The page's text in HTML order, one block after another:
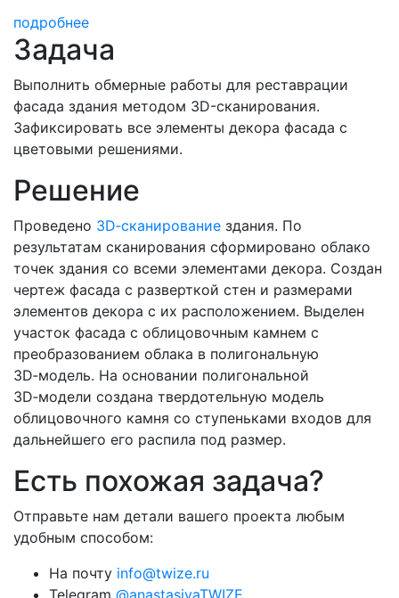
подробнее
Задача
Выполнить обмерные работы для реставрации
фасада здания методом 3D-сканирования.
Зафиксировать все элементы декора фасада с
цветовыми решениями.
Решение
Проведено 3D‑сканирование здания. По
результатам сканирования сформировано облако
точек здания со всеми элементами декора. Создан
чертеж фасада с разверткой стен и размерами
элементов декора с их расположением. Выделен
участок фасада с облицовочным камнем с
преобразованием облака в полигональную
3D‑модель. На основании полигональной
3D‑модели создана твердотельную модель
облицовочного камня со ступеньками входов для
дальнейшего его распила под размер.
Есть похожая задача?
Отправьте нам детали вашего проекта любым
удобным способом:
На почту info@twize.ru